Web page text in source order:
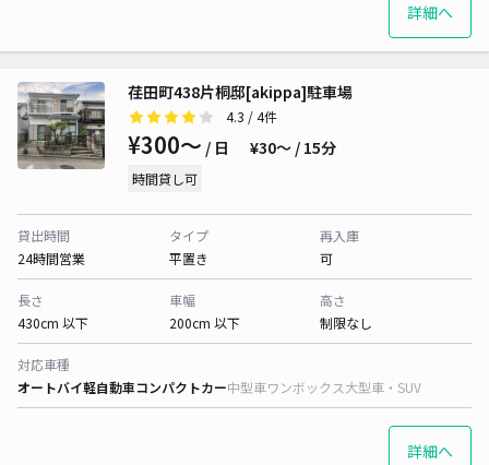
詳細へ
荏田町438片桐邸[akippa]駐車場
4.3 / 4件
¥300〜 / 日 ¥30〜 / 15分
時間貸し可
貸出時間
24時間営業
タイプ
平置き
再入庫
可
長さ
430cm 以下
車幅
200cm 以下
高さ
制限なし
対応車種
オートバイ軽自動車コンパクトカー中型車ワンボックス大型車・SUV
詳細へ